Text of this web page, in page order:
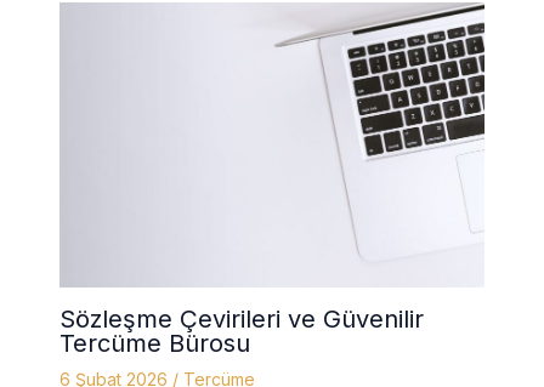
Sözleşme Çevirileri ve Güvenilir
Tercüme Bürosu
6 Şubat 2026 / Tercüme